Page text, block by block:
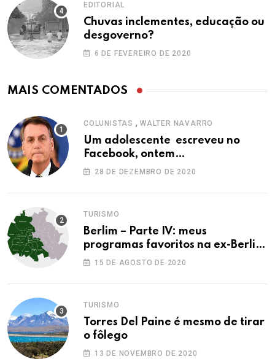
EDITORIAL
Chuvas inclementes, educação ou
desgoverno?
6 DE FEVEREIRO DE 2020
MAIS COMENTADOS
COLUNISTAS , WALTER NAVARRO
Um adolescente escreveu no
Facebook, ontem…
28 DE DEZEMBRO DE 2020
TURISMO
Berlim – Parte IV: meus
programas favoritos na ex-Berlim
Ocidental
15 DE AGOSTO DE 2020
TURISMO
Torres Del Paine é mesmo de tirar
o fôlego
13 DE NOVEMBRO DE 2020